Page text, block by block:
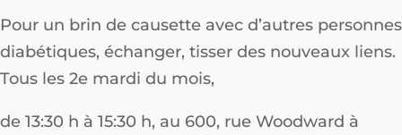
Pour un brin de causette avec d’autres personnes
diabétiques, échanger, tisser des nouveaux liens.
Tous les 2e mardi du mois,
de 13:30 h à 15:30 h, au 600, rue Woodward à